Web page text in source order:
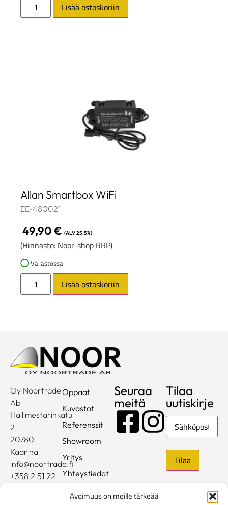
Avoimuus on meille tärkeää
Lisää ostoskoriin
Allan Smartbox WiFi
EE-480021
49,90€ (ALV 25.5%)
(Hinnasto: Noor-shop RRP)
Varastossa
Lisää ostoskoriin
Oy Noortrade
Ab
Hallimestarinkatu
2
20780
Kaarina
info@noortrade.fi
+358 2 51 22
Oppaat
Kuvastot
Referenssit
Showroom
Yritys
Yhteystiedot
Seuraa
meitä
Tilaa
uutiskirje
Sähköposti